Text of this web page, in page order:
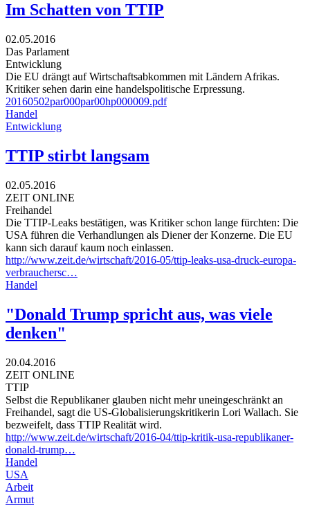
Im Schatten von TTIP
02.05.2016
Das Parlament
Entwicklung
Die EU drängt auf Wirtschaftsabkommen mit Ländern Afrikas.
Kritiker sehen darin eine handelspolitische Erpressung.
20160502par000par00hp000009.pdf
Handel
Entwicklung
TTIP stirbt langsam
02.05.2016
ZEIT ONLINE
Freihandel
Die TTIP-Leaks bestätigen, was Kritiker schon lange fürchten: Die
USA führen die Verhandlungen als Diener der Konzerne. Die EU
kann sich darauf kaum noch einlassen.
http://www.zeit.de/wirtschaft/2016-05/ttip-leaks-usa-druck-europa-
verbrauchersc…
Handel
"Donald Trump spricht aus, was viele
denken"
20.04.2016
ZEIT ONLINE
TTIP
Selbst die Republikaner glauben nicht mehr uneingeschränkt an
Freihandel, sagt die US-Globalisierungskritikerin Lori Wallach. Sie
bezweifelt, dass TTIP Realität wird.
http://www.zeit.de/wirtschaft/2016-04/ttip-kritik-usa-republikaner-
donald-trump…
Handel
USA
Arbeit
Armut